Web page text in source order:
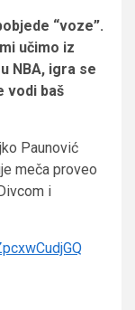
“voze”.
učimo iz
NBA, igra se
vodi baš
Paunović
meča proveo
i